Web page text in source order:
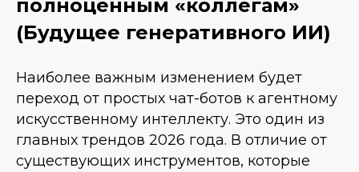
полноценным «коллегам»
(Будущее генеративного ИИ)
Наиболее важным изменением будет
переход от простых чат-ботов к агентному
искусственному интеллекту. Это один из
главных трендов 2026 года. В отличие от
существующих инструментов, которые